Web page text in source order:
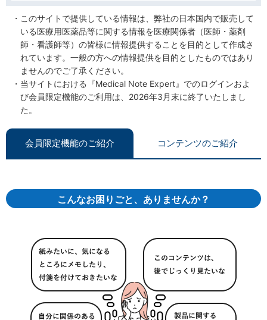
このサイトで提供している情報は、弊社の日本国内で販売して
いる医療用医薬品等に関する情報を医療関係者（医師・薬剤
師・看護師等）の皆様に情報提供することを目的として作成さ
れています。一般の方への情報提供を目的としたものではあり
ませんのでご了承ください。
当サイトにおける『Medical Note Expert』でのログインおよ
び会員限定機能のご利用は、2026年3月末に終了いたしまし
た。
会員限定機能のご紹介 コンテンツのご紹介
こんなお困りごと、ありませんか？